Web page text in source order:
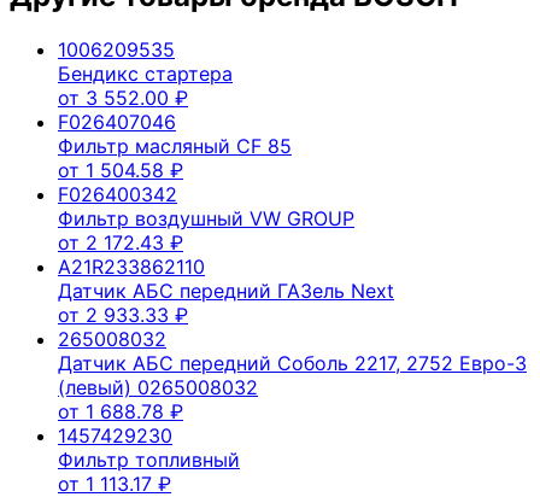
1006209535
Бендикс стартера
от 3 552.00 ₽
F026407046
Фильтр масляный CF 85
от 1 504.58 ₽
F026400342
Фильтр воздушный VW GROUP
от 2 172.43 ₽
A21R233862110
Датчик АБС передний ГАЗель Next
от 2 933.33 ₽
265008032
Датчик АБС передний Соболь 2217, 2752 Евро-3
(левый) 0265008032
от 1 688.78 ₽
1457429230
Фильтр топливный
от 1 113.17 ₽